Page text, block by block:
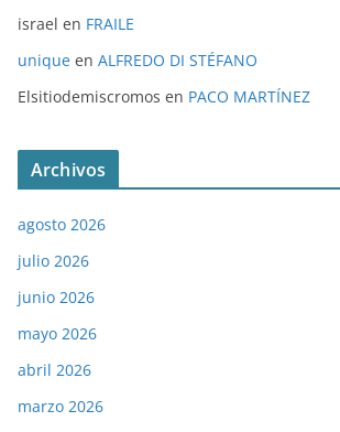
israel en FRAILE
unique en ALFREDO DI STÉFANO
Elsitiodemiscromos en PACO MARTÍNEZ
Archivos
agosto 2026
julio 2026
junio 2026
mayo 2026
abril 2026
marzo 2026